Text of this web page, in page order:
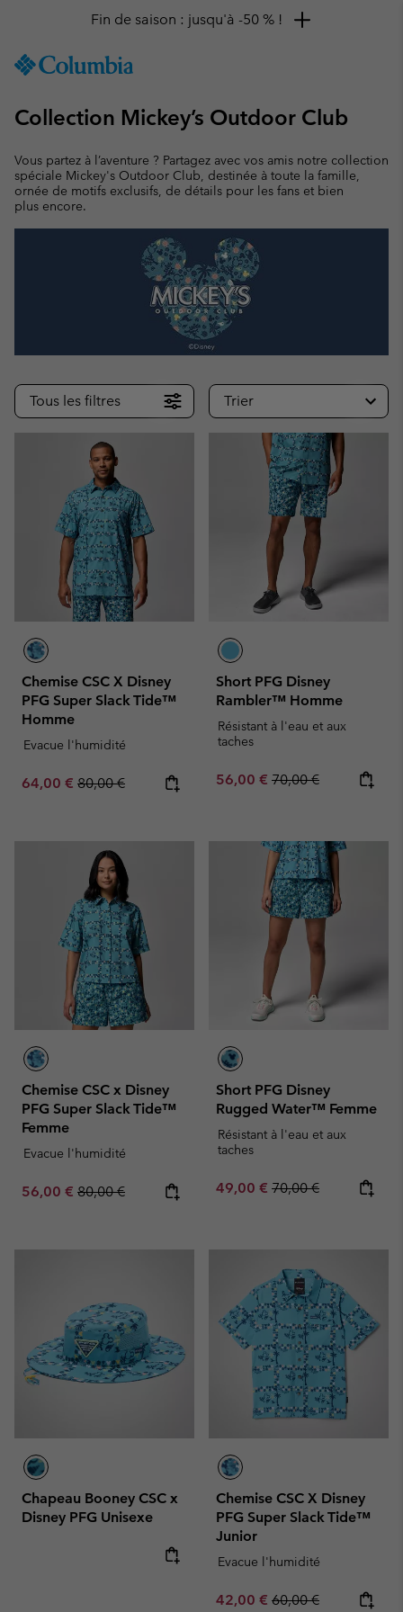
TO
SKIP
NAV
SKIP
Fin de saison : jusqu'à -50 % !
Collection Mickey’s Outdoor Club
Vous partez à l’aventure ? Partagez avec vos amis notre collection
spéciale Mickey's Outdoor Club, destinée à toute la famille,
ornée de motifs exclusifs, de détails pour les fans et bien
plus encore.
Tous les filtres Trier
Chemise CSC X Disney
PFG Super Slack Tide™
Homme
Evacue l'humidité
Sale price:
64,00 € Regular price:
80,00 €
Short PFG Disney
Rambler™ Homme
Résistant à l'eau et aux
taches
Sale price:
56,00 € Regular price:
70,00 €
Chemise CSC x Disney
PFG Super Slack Tide™
Femme
Evacue l'humidité
Sale price:
56,00 € Regular price:
80,00 €
Short PFG Disney
Rugged Water™ Femme
Résistant à l'eau et aux
taches
Sale price:
49,00 € Regular price:
70,00 €
Chapeau Booney CSC x
Disney PFG Unisexe
Chemise CSC X Disney
PFG Super Slack Tide™
Junior
Evacue l'humidité
Sale price:
42,00 € Regular price:
60,00 €